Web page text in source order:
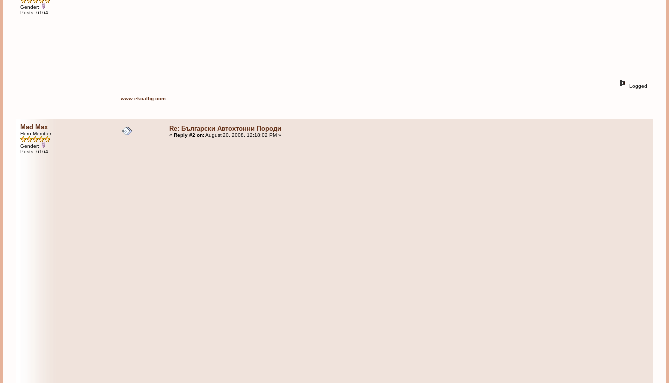
Gender:
Posts: 6164
Logged
www.ekoalbg.com
Mad Max
Hero Member
Gender:
Posts: 6164
Re: Български Автохтонни Породи
« Reply #2 on:August 20, 2008, 12:18:02 PM »